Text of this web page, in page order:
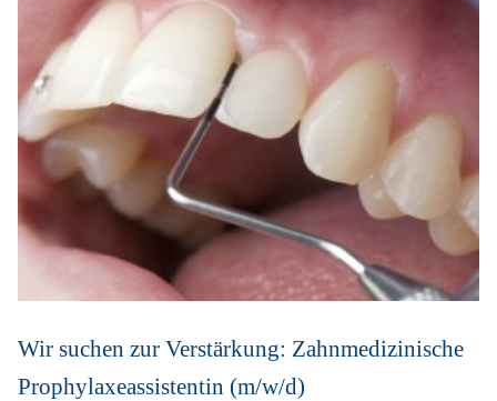
Wir suchen zur Verstärkung: Zahnmedizinische
Prophylaxeassistentin (m/w/d)